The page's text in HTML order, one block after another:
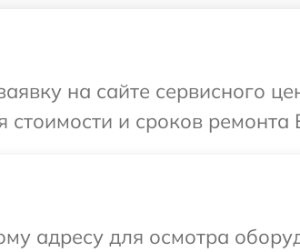
на сайте сервисного
и сроков ремонта
адресу для осмотра